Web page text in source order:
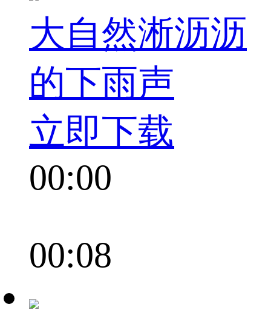
大自然淅沥沥
的下雨声
立即下载
00:00
00:08